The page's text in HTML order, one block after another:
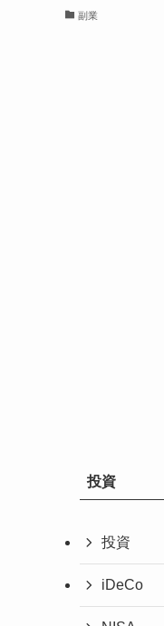
副業
投資
投資
iDeCo